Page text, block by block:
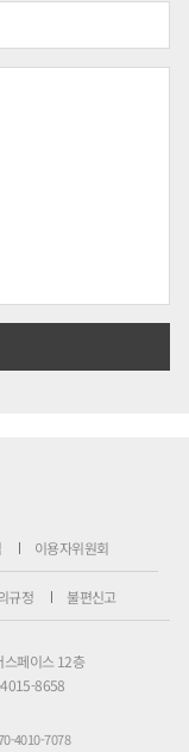
이용자위원회
규정 불편신고
스페이스 12층
8658
4010-7078